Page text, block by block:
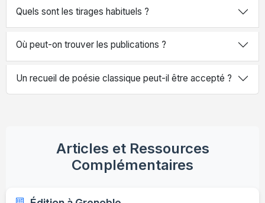
Quels sont les tirages habituels ?
Où peut-on trouver les publications ?
Un recueil de poésie classique peut-il être accepté ?
Articles et Ressources
Complémentaires